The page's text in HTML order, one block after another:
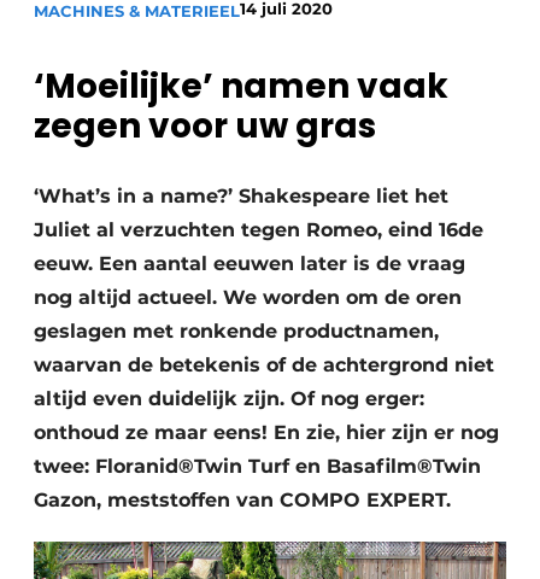
Vacature aanmelden
Vacatures
Video’s
MACHINES & MATERIEEL14 juli 2020
‘Moeilijke’ namenvaak
zegen voor uw gras
‘What’s in a name?’ Shakespeare liet het
Juliet al verzuchten tegen Romeo, eind 16de
eeuw. Een aantal eeuwen later is de vraag
nog altijd actueel. We worden om de oren
geslagen met ronkende productnamen,
waarvan de betekenis of de achtergrond niet
altijd even duidelijk zijn. Of nog erger:
onthoud ze maar eens! En zie, hier zijn er nog
twee: Floranid®Twin Turf en Basafilm®Twin
Gazon, meststoffen van COMPO EXPERT.